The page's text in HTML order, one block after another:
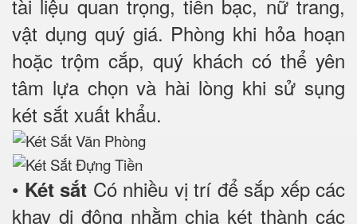
tài liệu quan trọng, tiền bạc, nữ trang,
vật dụng quý giá. Phòng khi hỏa hoạn
hoặc trộm cắp, quý khách có thể yên
tâm lựa chọn và hài lòng khi sử sụng
két sắt xuất khẩu.
• Két sắt Có nhiều vị trí để sắp xếp các
khay di động nhằm chia két thành các